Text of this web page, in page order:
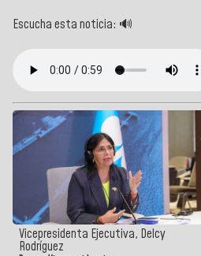
Escucha esta noticia: 🔊
Vicepresidenta Ejecutiva, Delcy
Rodríguez